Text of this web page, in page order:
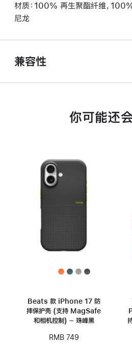
材质：100% 再生聚酯纤维，
尼龙
兼容性
你可能还
Beats 款 iPhone 17 防
摔保护壳 (支持 MagSafe
和相机控制) – 珠峰黑
RMB 749